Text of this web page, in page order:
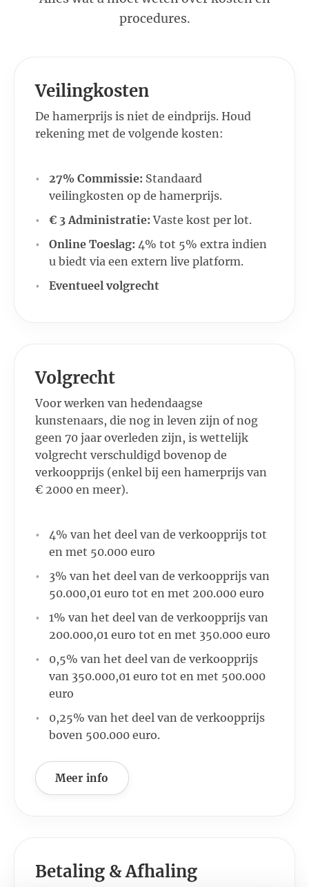
procedures.
Veilingkosten
De hamerprijs is niet de eindprijs. Houd
rekening met de volgende kosten:
27% Commissie: Standaard
veilingkosten op de hamerprijs.
€ 3 Administratie: Vaste kost per lot.
Online Toeslag: 4% tot 5% extra indien
u biedt via een extern live platform.
Eventueel volgrecht
Volgrecht
Voor werken van hedendaagse
kunstenaars, die nog in leven zijn of nog
geen 70 jaar overleden zijn, is wettelijk
volgrecht verschuldigd bovenop de
verkoopprijs (enkel bij een hamerprijs van
€ 2000 en meer).
4% van het deel van de verkoopprijs tot
en met 50.000 euro
3% van het deel van de verkoopprijs van
50.000,01 euro tot en met 200.000 euro
1% van het deel van de verkoopprijs van
200.000,01 euro tot en met 350.000 euro
0,5% van het deel van de verkoopprijs
van 350.000,01 euro tot en met 500.000
euro
0,25% van het deel van de verkoopprijs
boven 500.000 euro.
Meer info
Betaling & Afhaling